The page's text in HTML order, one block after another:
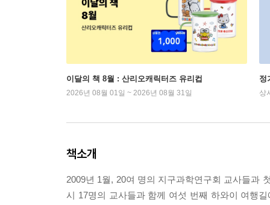
이달의 책 8월 : 산리오캐릭터즈 유리컵
2026년 08월 01일 ~ 2026년 08월 31일
정
상
책소개
2009년 1월, 20여 명의 지구과학연구회 교사들과
시 17명의 교사들과 함께 여섯 번째 하와이 여행